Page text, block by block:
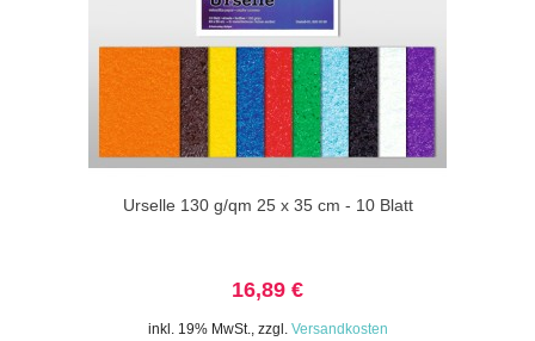
Urselle 130 g/qm 25 x 35 cm - 10 Blatt
16,89 €
inkl. 19% MwSt., zzgl. Versandkosten